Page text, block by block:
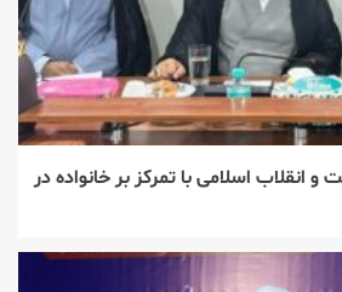
انقلاب اسلامی با تمرکز بر خانواده در